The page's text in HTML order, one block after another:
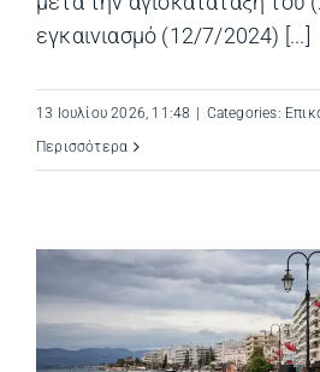
εγκαινιασμό (12/7/2024) [...]
13 Ιουλίου 2026, 11:48 Categories:
Περισσότερα